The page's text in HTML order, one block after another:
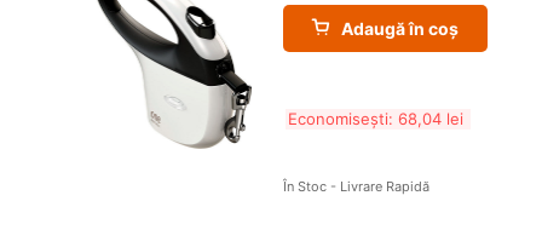
Adaugă în coș
Economisești: 68,04 lei
În Stoc - Livrare Rapidă